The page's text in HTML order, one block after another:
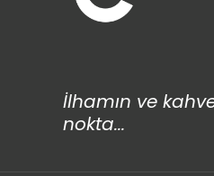
İlhamın ve
nokta...